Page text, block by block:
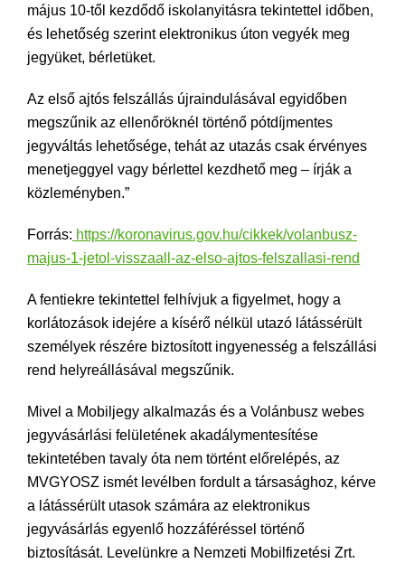
május 10-től kezdődő iskolanyitásra tekintettel időben,
és lehetőség szerint elektronikus úton vegyék meg
jegyüket, bérletüket.
Az első ajtós felszállás újraindulásával egyidőben
megszűnik az ellenőröknél történő pótdíjmentes
jegyváltás lehetősége, tehát az utazás csak érvényes
menetjeggyel vagy bérlettel kezdhető meg – írják a
közleményben.”
Forrás: https://koronavirus.gov.hu/cikkek/volanbusz-
majus-1-jetol-visszaall-az-elso-ajtos-felszallasi-rend
A fentiekre tekintettel felhívjuk a figyelmet, hogy a
korlátozások idejére a kísérő nélkül utazó látássérült
személyek részére biztosított ingyenesség a felszállási
rend helyreállásával megszűnik.
Mivel a Mobiljegy alkalmazás és a Volánbusz webes
jegyvásárlási felületének akadálymentesítése
tekintetében tavaly óta nem történt előrelépés, az
MVGYOSZ ismét levélben fordult a társasághoz, kérve
a látássérült utasok számára az elektronikus
jegyvásárlás egyenlő hozzáféréssel történő
biztosítását. Levelünkre a Nemzeti Mobilfizetési Zrt.